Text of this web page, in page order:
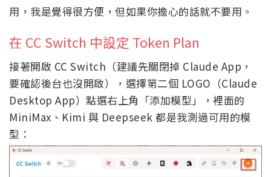
用，我是覺得很方便，但如果你擔心的話就不要用。
在 CC Switch 中設定 Token Plan
接著開啟 CC Switch（建議先關閉掉 Claude App，
要確認後台也沒開啟），選擇第二個 LOGO（Claude
Desktop App）點選右上角「添加模型」，裡面的
MiniMax、Kimi 與 Deepseek 都是我測過可用的模
型：